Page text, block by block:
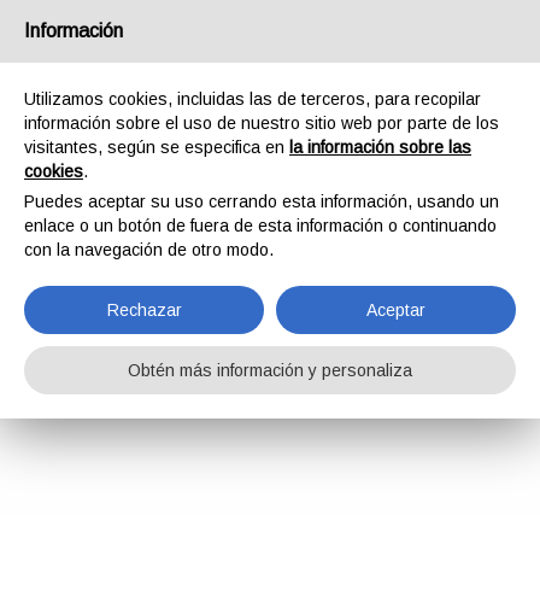
Información
Utilizamos cookies, incluidas las de terceros, para recopilar
información sobre el uso de nuestro sitio web por parte de los
visitantes, según se especifica en la información sobre las
cookies.
Puedes aceptar su uso cerrando esta información, usando un
enlace o un botón de fuera de esta información o continuando
con la navegación de otro modo.
Rechazar Aceptar
Obtén más información y personaliza